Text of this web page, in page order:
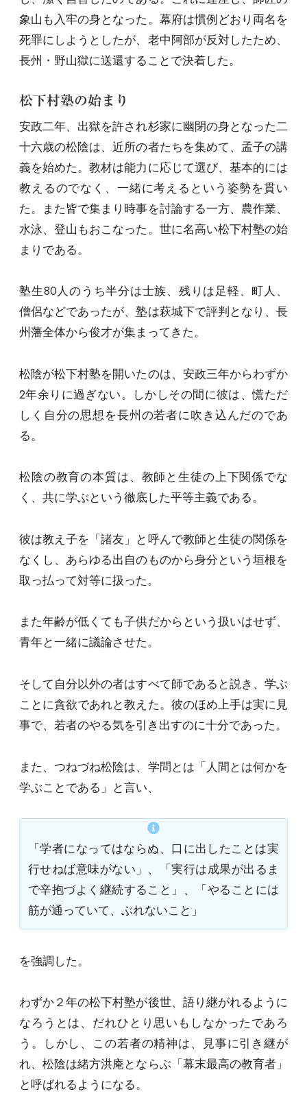
象山も入牢の身となった。幕府は慣例どおり両名を
死罪にしようとしたが、老中阿部が反対したため、
長州・野山獄に送還することで決着した。
松下村塾の始まり
安政二年、出獄を許され杉家に幽閉の身となった二
十六歳の松陰は、近所の者たちを集めて、孟子の講
義を始めた。教材は能力に応じて選び、基本的には
教えるのでなく、一緒に考えるという姿勢を貫い
た。また皆で集まり時事を討論する一方、農作業、
水泳、登山もおこなった。世に名高い松下村塾の始
まりである。
塾生80人のうち半分は士族、残りは足軽、町人、
僧侶などであったが、塾は萩城下で評判となり、長
州藩全体から俊才が集まってきた。
松陰が松下村塾を開いたのは、安政三年からわずか
2年余りに過ぎない。しかしその間に彼は、慌ただ
しく自分の思想を長州の若者に吹き込んだのであ
る。
松陰の教育の本質は、教師と生徒の上下関係でな
く、共に学ぶという徹底した平等主義である。
彼は教え子を「諸友」と呼んで教師と生徒の関係を
なくし、あらゆる出自のものから身分という垣根を
取っ払って対等に扱った。
また年齢が低くても子供だからという扱いはせず、
青年と一緒に議論させた。
そして自分以外の者はすべて師であると説き、学ぶ
ことに貪欲であれと教えた。彼のほめ上手は実に見
事で、若者のやる気を引き出すのに十分であった。
また、つねづね松陰は、学問とは「人間とは何かを
学ぶことである」と言い、
「学者になってはならぬ、口に出したことは実
行せねば意味がない」、「実行は成果が出るま
で辛抱づよく継続すること」、「やることには
筋が通っていて、ぶれないこと」
を強調した。
わずか２年の松下村塾が後世、語り継がれるように
なろうとは、だれひとり思いもしなかったであろ
う。しかし、この若者の精神は、見事に引き継が
れ、松陰は緒方洪庵とならぶ「幕末最高の教育者」
と呼ばれるようになる。